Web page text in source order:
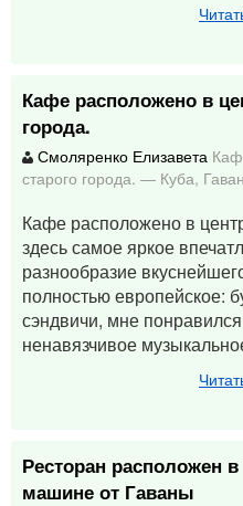
Кафе расположено в
города.
Смоляренко Елизавета
старого города. — Куба,
Кафе расположено в
здесь самое яркое
разнообразие
полностью европейское:
сэндвичи, мне
ненавязчивое
Ресторан расположен
машине от Гаваны